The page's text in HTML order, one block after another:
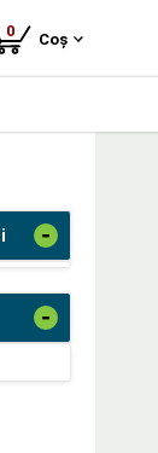
0produse
Coș
-
-